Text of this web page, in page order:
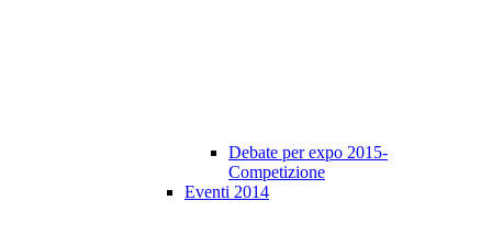
Debate per expo 2015-
Competizione
Eventi 2014